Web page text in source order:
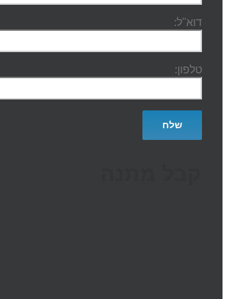
דוא''ל:
טלפון: